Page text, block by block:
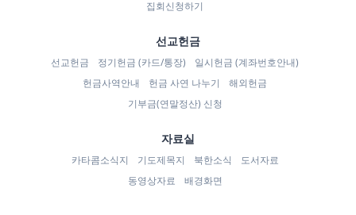
집회신청하기
선교헌금
선교헌금 정기헌금 (카드/통장)
일시헌금 (계좌번호안내)
헌금사역안내
헌금 사연 나누기
해외헌금
기부금(연말정산) 신청
자료실
카타콤소식지 기도제목지 북한소식
도서자료
동영상자료
배경화면